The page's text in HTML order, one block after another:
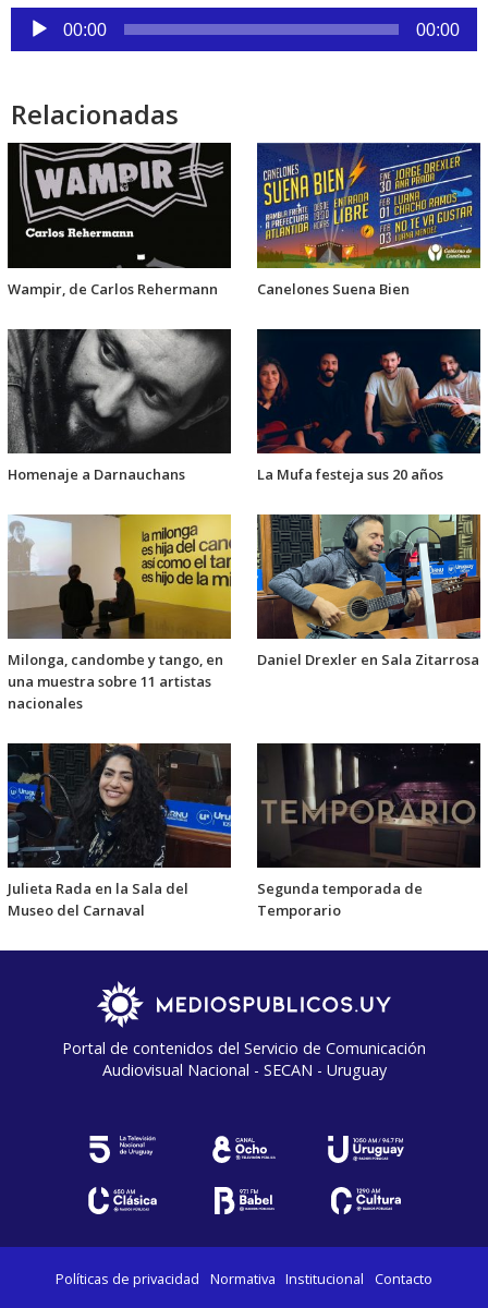
Reproductor
de
00:00 00:00
Relacionadas
Wampir, de Carlos Rehermann Canelones Suena Bien
Homenaje a Darnauchans La Mufa festeja sus 20 años
Milonga, candombe y tango, en
una muestra sobre 11 artistas
nacionales
Daniel Drexler en Sala Zitarrosa
Julieta Rada en la Sala del
Museo del Carnaval
Segunda temporada de
Temporario
Portal de contenidos del Servicio de Comunicación
Audiovisual Nacional - SECAN - Uruguay
Políticas de privacidad Normativa Institucional Contacto